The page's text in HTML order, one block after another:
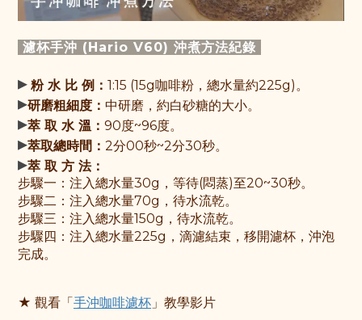
濾杯手沖 (Hario V60) 沖煮方法紀錄
▸ 粉 水 比 例： 1:15 (15g咖啡粉，總水量約225g)。
▸研磨粗細度： 中研磨，約白砂糖的大小。
▸萃 取 水 溫： 90度~96度。
▸萃取總時間： 2分00秒~2分30秒。
▸萃 取 方 法：
步驟一： 注入總水量30g，等待(悶蒸)至20~30秒。
步驟二：注入總水量70g，待水流乾。
步驟三：注入總水量150g，待水流乾。
步驟四：注入總水量225g，滴濾結束，移開濾杯，沖泡
完成。
★ 觀看「手沖咖啡濾杯 」教學影片